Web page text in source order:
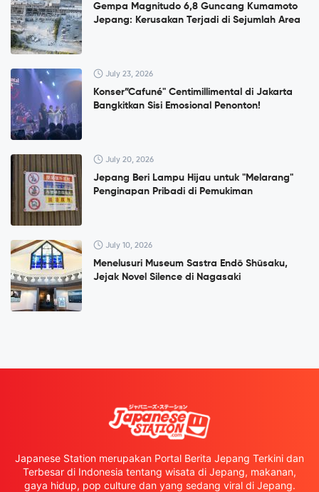
Gempa Magnitudo 6,8 Guncang Kumamoto
Jepang: Kerusakan Terjadi di Sejumlah Area
July 23, 2026
Konser”Cafuné" Centimillimental di Jakarta
Bangkitkan Sisi Emosional Penonton!
July 20, 2026
Jepang Beri Lampu Hijau untuk "Melarang"
Penginapan Pribadi di Pemukiman
July 10, 2026
Menelusuri Museum Sastra Endō Shūsaku,
Jejak Novel Silence di Nagasaki
Japanese Station merupakan Portal Berita Jepang Terkini dan
Terbesar di Indonesia tentang wisata di Jepang, makanan,
gaya hidup, pop culture dan yang sedang viral di Jepang.